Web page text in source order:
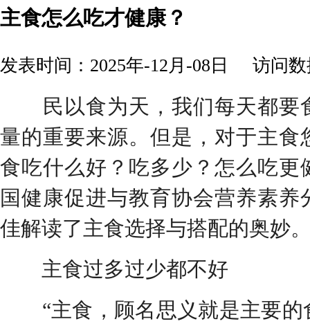
主食怎么吃才健康？
发表时间：2025年-12月-08日 访问数
民以食为天，我们每天都要
量的重要来源。但是，对于主食
食吃什么好？吃多少？怎么吃更
国健康促进与教育协会营养素养
佳解读了主食选择与搭配的奥妙
主食过多过少都不好
“主食，顾名思义就是主要的